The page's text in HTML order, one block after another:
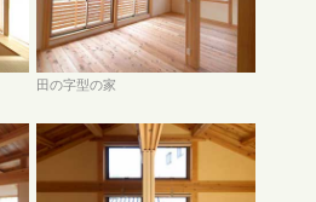
田の字型の家